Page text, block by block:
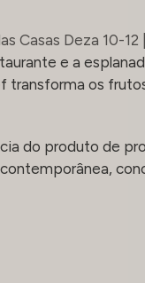
Casas Deza 10-
e a
transforma os
do produto de